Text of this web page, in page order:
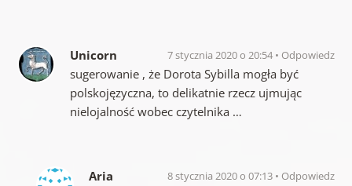
Unicorn 7 stycznia 2020 o 20:54 Odpowiedz
sugerowanie , że Dorota Sybilla mogła być
polskojęzyczna, to delikatnie rzecz ujmując
nielojalność wobec czytelnika …
Aria 8 stycznia 2020 o 07:13 Odpowiedz